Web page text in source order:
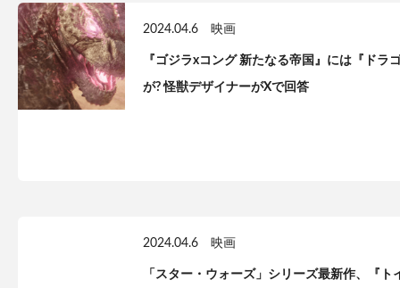
2024.04.6 映画
『ゴジラxコング 新たなる帝国』には『ドラ
が? 怪獣デザイナーがXで回答
2024.04.6 映画
「スター・ウォーズ」シリーズ最新作、『ト